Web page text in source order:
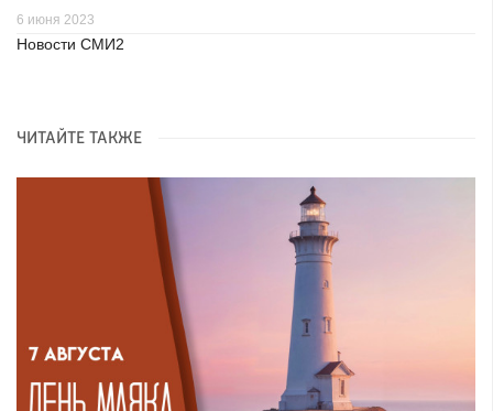
6 июня 2023
Новости СМИ2
ЧИТАЙТЕ ТАКЖЕ